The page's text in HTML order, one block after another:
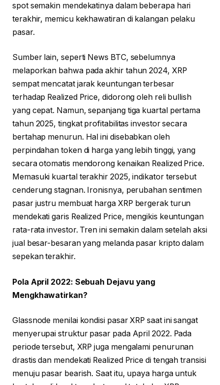
spot semakin mendekatinya dalam beberapa hari
terakhir, memicu kekhawatiran di kalangan pelaku
pasar.
Sumber lain, seperti News BTC, sebelumnya
melaporkan bahwa pada akhir tahun 2024, XRP
sempat mencatat jarak keuntungan terbesar
terhadap Realized Price, didorong oleh reli bullish
yang cepat. Namun, sepanjang tiga kuartal pertama
tahun 2025, tingkat profitabilitas investor secara
bertahap menurun. Hal ini disebabkan oleh
perpindahan token di harga yang lebih tinggi, yang
secara otomatis mendorong kenaikan Realized Price.
Memasuki kuartal terakhir 2025, indikator tersebut
cenderung stagnan. Ironisnya, perubahan sentimen
pasar justru membuat harga XRP bergerak turun
mendekati garis Realized Price, mengikis keuntungan
rata-rata investor. Tren ini semakin dalam setelah aksi
jual besar-besaran yang melanda pasar kripto dalam
sepekan terakhir.
Pola April 2022: Sebuah Dejavu yang
Mengkhawatirkan?
Glassnode menilai kondisi pasar XRP saat ini sangat
menyerupai struktur pasar pada April 2022. Pada
periode tersebut, XRP juga mengalami penurunan
drastis dan mendekati Realized Price di tengah transisi
menuju pasar bearish. Saat itu, upaya harga untuk